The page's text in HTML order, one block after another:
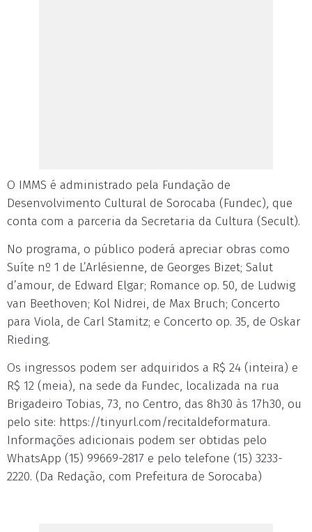
O IMMS é administrado pela Fundação de
Desenvolvimento Cultural de Sorocaba (Fundec), que
conta com a parceria da Secretaria da Cultura (Secult).
No programa, o público poderá apreciar obras como
Suíte nº 1 de L’Arlésienne, de Georges Bizet; Salut
d’amour, de Edward Elgar; Romance op. 50, de Ludwig
van Beethoven; Kol Nidrei, de Max Bruch; Concerto
para Viola, de Carl Stamitz; e Concerto op. 35, de Oskar
Rieding.
Os ingressos podem ser adquiridos a R$ 24 (inteira) e
R$ 12 (meia), na sede da Fundec, localizada na rua
Brigadeiro Tobias, 73, no Centro, das 8h30 às 17h30, ou
pelo site: https://tinyurl.com/recitaldeformatura.
Informações adicionais podem ser obtidas pelo
WhatsApp (15) 99669-2817 e pelo telefone (15) 3233-
2220. (Da Redação, com Prefeitura de Sorocaba)